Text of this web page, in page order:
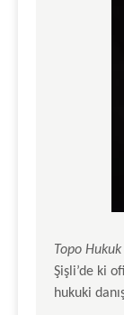
Topo
Şişli’de ki
hukuki